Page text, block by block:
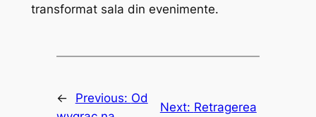
transformat sala din evenimente.
← Previous: Od
Next: Retragerea